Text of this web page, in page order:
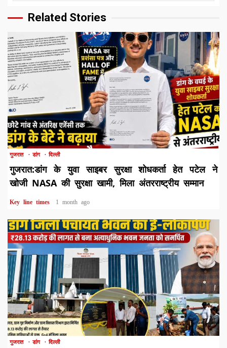
Related Stories
1 min read
गुजरात डांग दिल्ली
गुजरात:डांग के युवा साइबर सुरक्षा शोधकर्ता हेत पटेल ने
खोजी NASA की सुरक्षा खामी, मिला अंतरराष्ट्रीय सम्मान
Key line times 1 month ago
1 min read
गुजरात डांग दिल्ली